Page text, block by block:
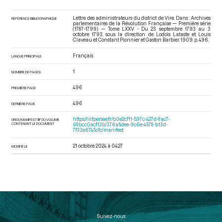
RÉFÉRENCE BIBLIOGRAPHIQUE
Lettre des administrateurs du district de Vire. Dans : Archives
parlementaires de la Révolution Française — Première série
(1787-1799) — Tome LXXV - Du 23 septembre 1793 au 3
octobre 1793
, sous la direction de Lodoïs Lataste et Louis
Claveau et Constant Pionnier et Gaston Barbier. 1909. p. 496.
LANGUE PRINCIPALE Français
NOMBRE DE PAGES 1
PREMIÈRE PAGE 496
DERNIÈRE PAGE 496
URI DU MANIFEST IIIF DU VOLUME
CONTENANT LE DOCUMENT
https://iiif.persee.fr/b0e2cf11-597c-427d-8ac7-
68bcc0acf13b/376a5dee-9c6e-4578-b13d-
7f33e6745cfc/manifest
MODIFIÉ LE 21 octobre 2024 à 04:27
Suivez-nous